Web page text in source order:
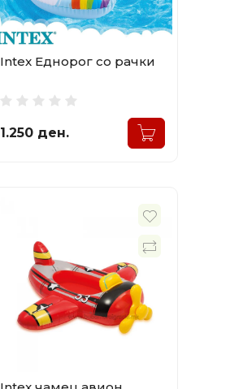
Intex Еднорог со рачки
1.250 ден.